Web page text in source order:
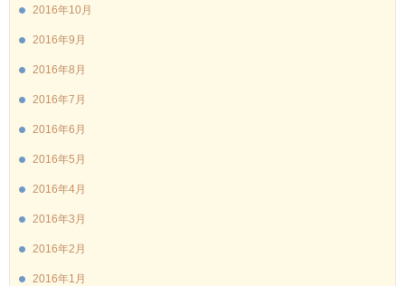
2016年10月
2016年9月
2016年8月
2016年7月
2016年6月
2016年5月
2016年4月
2016年3月
2016年2月
2016年1月